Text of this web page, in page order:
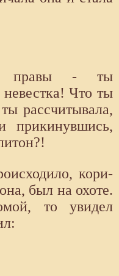
правы - ты
Что ты
рассчитывала,
прикинувшись,
кори-
был на охоте.
то увидел